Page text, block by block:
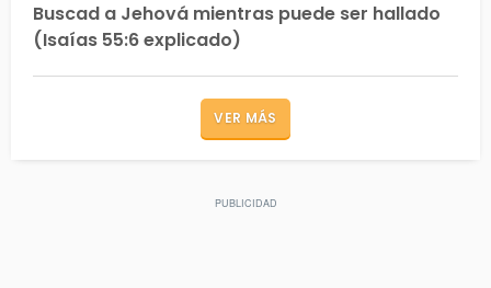
Buscad a Jehová mientras puede ser hallado
(Isaías 55:6 explicado)
VER MÁS